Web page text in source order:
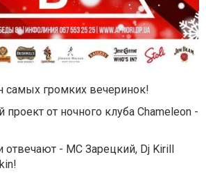
самых громких вечеринок!
от ночного клуба Chameleon -
отвечают - MC Зарецкий, Dj Kirill